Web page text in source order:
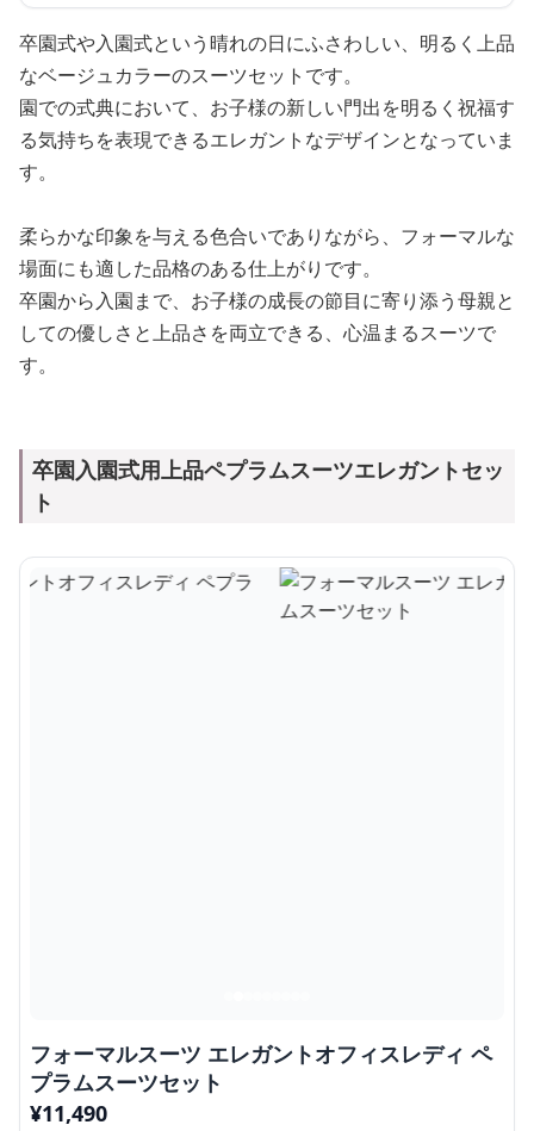
卒園式や入園式という晴れの日にふさわしい、明るく上品
なベージュカラーのスーツセットです。
園での式典において、お子様の新しい門出を明るく祝福す
る気持ちを表現できるエレガントなデザインとなっていま
す。
柔らかな印象を与える色合いでありながら、フォーマルな
場面にも適した品格のある仕上がりです。
卒園から入園まで、お子様の成長の節目に寄り添う母親と
しての優しさと上品さを両立できる、心温まるスーツで
す。
卒園入園式用上品ペプラムスーツエレガントセッ
ト
フォーマルスーツ エレガントオフィスレディ ペ
プラムスーツセット
¥11,490